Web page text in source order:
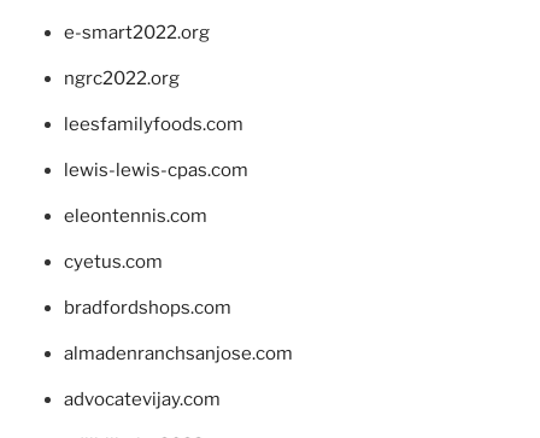
e-smart2022.org
ngrc2022.org
leesfamilyfoods.com
lewis-lewis-cpas.com
eleontennis.com
cyetus.com
bradfordshops.com
almadenranchsanjose.com
advocatevijay.com